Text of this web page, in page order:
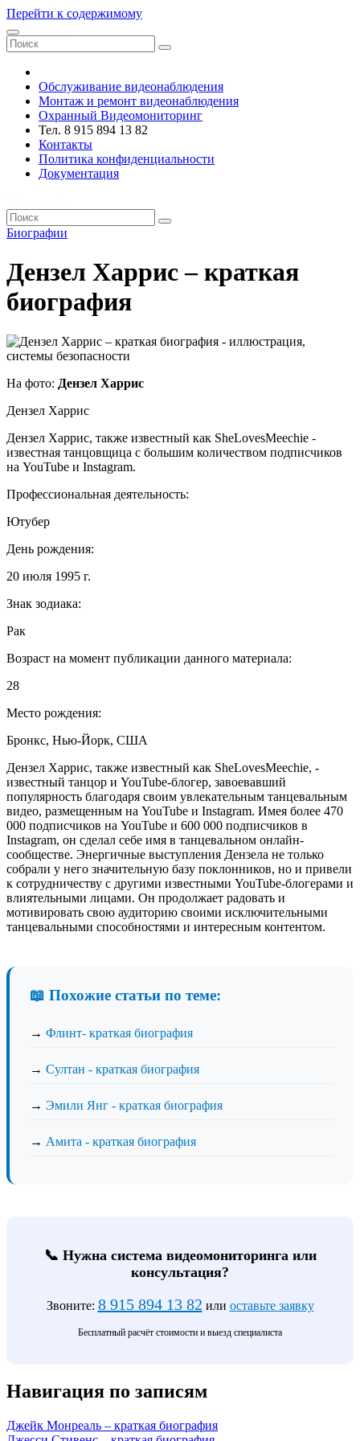
Перейти к содержимому
Обслуживание видеонаблюдения
Монтаж и ремонт видеонаблюдения
Охранный Видеомониторинг
Тел. 8 915 894 13 82
Контакты
Политика конфиденциальности
Документация
Биографии
Дензел Харрис – краткая
биография
На фото: Дензел Харрис
Дензел Харрис
Дензел Харрис, также известный как SheLovesMeechie -
известная танцовщица с большим количеством подписчиков
на YouTube и Instagram.
Профессиональная деятельность:
Ютубер
День рождения:
20 июля 1995 г.
Знак зодиака:
Рак
Возраст на момент публикации данного материала:
28
Место рождения:
Бронкс, Нью-Йорк, США
Дензел Харрис, также известный как SheLovesMeechie, -
известный танцор и YouTube-блогер, завоевавший
популярность благодаря своим увлекательным танцевальным
видео, размещенным на YouTube и Instagram. Имея более 470
000 подписчиков на YouTube и 600 000 подписчиков в
Instagram, он сделал себе имя в танцевальном онлайн-
сообществе. Энергичные выступления Дензела не только
собрали у него значительную базу поклонников, но и привели
к сотрудничеству с другими известными YouTube-блогерами и
влиятельными лицами. Он продолжает радовать и
мотивировать свою аудиторию своими исключительными
танцевальными способностями и интересным контентом.
📖 Похожие статьи по теме:
→ Флинт- краткая биография
→ Султан - краткая биография
→ Эмили Янг - краткая биография
→ Амита - краткая биография
📞 Нужна система видеомониторинга или
консультация?
Звоните: 8 915 894 13 82 или оставьте заявку
Бесплатный расчёт стоимости и выезд специалиста
Навигация по записям
Джейк Монреаль – краткая биография